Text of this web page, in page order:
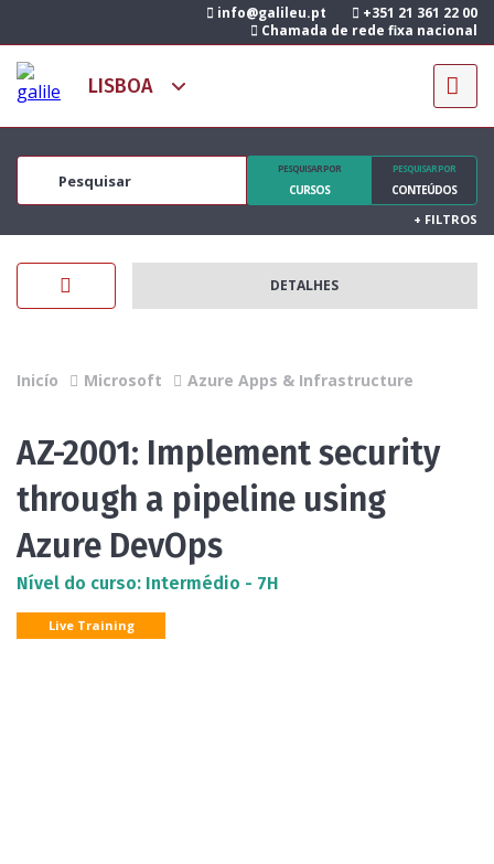
info@galileu.pt
+351 21 361 22 00
Chamada de rede fixa nacional
PESQUISAR POR
CURSOS
PESQUISAR POR
CONTEÚDOS
+ FILTROS
DETALHES
Inicío Microsoft Azure Apps & Infrastructure
AZ-2001: Implement security
through a pipeline using
Azure DevOps
Nível do curso: Intermédio - 7H
Live Training